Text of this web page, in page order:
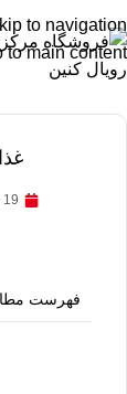
to navigation
to main content
19 شهریور 1402
فهرست